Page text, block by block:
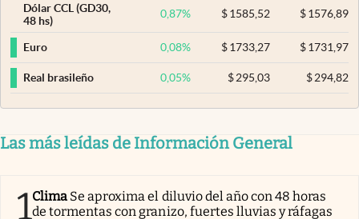
Dólar CCL (GD30,
48 hs)
0,87% $ 1585,52 $1576,89
Euro 0,08% $ 1733,27 $1731,97
Real brasileño 0,05% $ 295,03 $294,82
Las más leídas de Información General
1Clima Se aproxima el diluvio del año con 48 horas
de tormentas con granizo, fuertes lluvias y ráfagas